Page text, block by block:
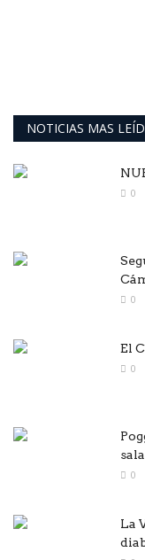
NOTICIAS MAS
0
0
El
0
0
La